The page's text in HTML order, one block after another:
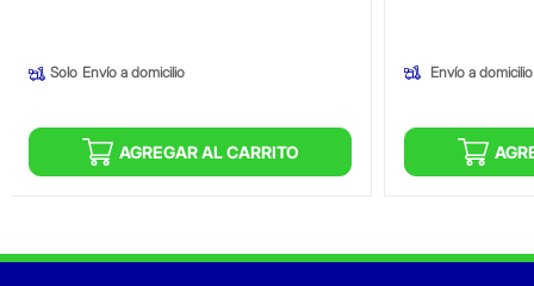
Solo Envío a domicilio
AGREGAR AL CARRITO
Envío a domicilio